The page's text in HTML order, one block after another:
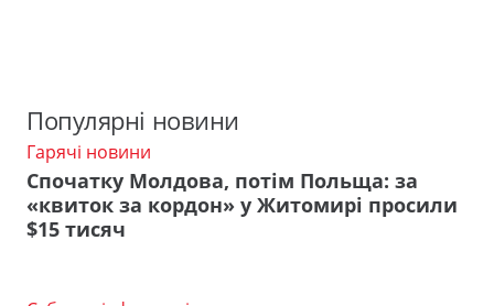
Популярні новини
Гарячі новини
Спочатку Молдова, потім Польща: за
«квиток за кордон» у Житомирі просили
$15 тисяч